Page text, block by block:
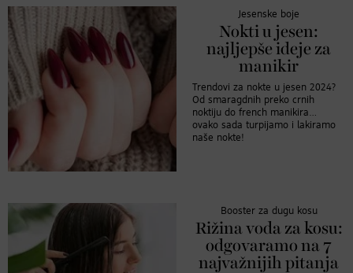
Jesenske boje
Nokti u jesen:
najljepše ideje za
manikir
Trendovi za nokte u jesen 2024?
Od smaragdnih preko crnih
noktiju do french manikira…
ovako sada turpijamo i lakiramo
naše nokte!
Booster za dugu kosu
Rižina voda za kosu:
odgovaramo na 7
najvažnijih pitanja